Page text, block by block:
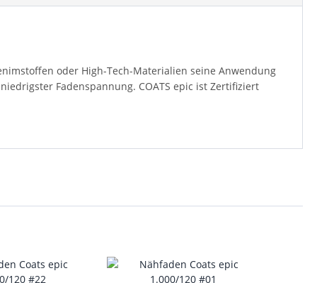
oder High-Tech-Materialien seine Anwendung
Fadenspannung. COATS epic ist Zertifiziert